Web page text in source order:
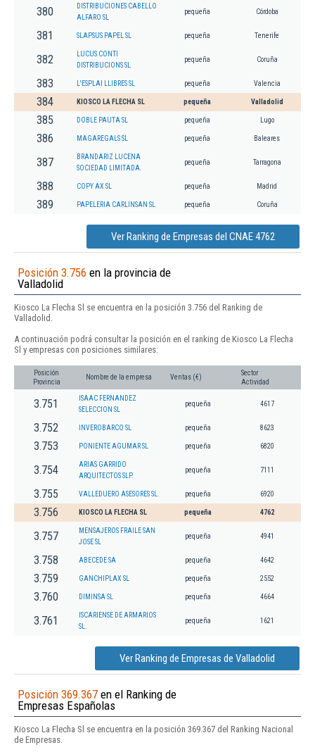
380
DISTRIBUCIONES CABELLO
ALFARO SL
pequeña Córdoba
381 SLAPSUS PAPEL SL pequeña Tenerife
382
LUCUS CONTI
DISTRIBUCIONS SL
pequeña Coruña
383 L'ESPLAI LLIBRES SL pequeña Valencia
384 KIOSCO LA FLECHA SL pequeña Valladolid
385 DOBLE PAUTA SL pequeña Lugo
386 MAGAREGALS SL pequeña Baleares
387
BRANDARIZ LUCENA
SOCIEDAD LIMITADA.
pequeña Tarragona
388 COPY AX SL pequeña Madrid
389 PAPELERIA CARLINSAN SL pequeña Coruña
Ver Ranking de Empresas del CNAE 4762
Posición 3.756 en la provincia de
Valladolid
Kiosco La Flecha Sl se encuentra en la posición 3.756 del Ranking de
Valladolid.
A continuación podrá consultar la posición en el ranking de Kiosco La Flecha
Sl y empresas con posiciones similares:
Posición
Provincia
Nombre de la empresa Ventas (€)
Sector
Actividad
3.751
ISAAC FERNANDEZ
SELECCION SL
pequeña 4617
3.752 INVEROBARCO SL pequeña 8623
3.753 PONIENTE AGUMAR SL pequeña 6820
3.754
ARIAS GARRIDO
ARQUITECTOS SLP.
pequeña 7111
3.755 VALLEDUERO ASESORES SL. pequeña 6920
3.756 KIOSCO LA FLECHA SL pequeña 4762
3.757
MENSAJEROS FRAILE SAN
JOSE SL
pequeña 4941
3.758 ABECEDE SA pequeña 4642
3.759 GANCHIPLAX SL pequeña 2552
3.760 DIMINSA SL pequeña 4664
3.761
ISCARIENSE DE ARMARIOS
SL.
pequeña 1621
Ver Ranking de Empresas de Valladolid
Posición 369.367 en el Ranking de
Empresas Españolas
Kiosco La Flecha Sl se encuentra en la posición 369.367 del Ranking Nacional
de Empresas.